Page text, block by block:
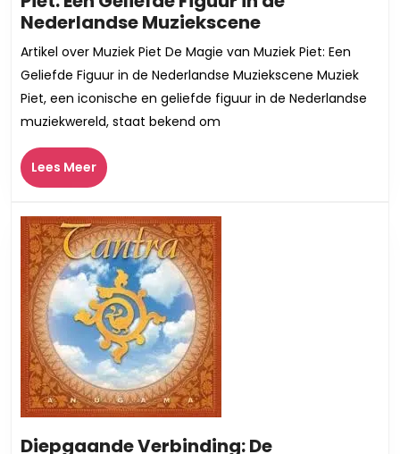
Nederlandse MuzieksceneDe
Magische
Melodieën
van
Muziek
Artikel over Muziek Piet De Magie van Muziek Piet: Een
Geliefde Figuur in de Nederlandse Muziekscene Muziek
Piet, een iconische en geliefde figuur in de Nederlandse
muziekwereld, staat bekend om
Lees MeerLees
Meer
Diepgaande Verbinding: De